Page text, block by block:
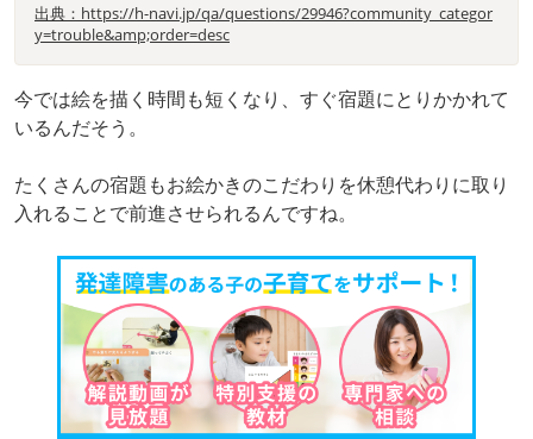
出典：https://h-navi.jp/qa/questions/29946?community_categor
y=trouble&amp;order=desc
今では絵を描く時間も短くなり、すぐ宿題にとりかかれて
いるんだそう。
たくさんの宿題もお絵かきのこだわりを休憩代わりに取り
入れることで前進させられるんですね。